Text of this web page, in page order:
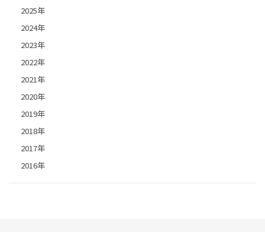
2025年
2024年
2023年
2022年
2021年
2020年
2019年
2018年
2017年
2016年